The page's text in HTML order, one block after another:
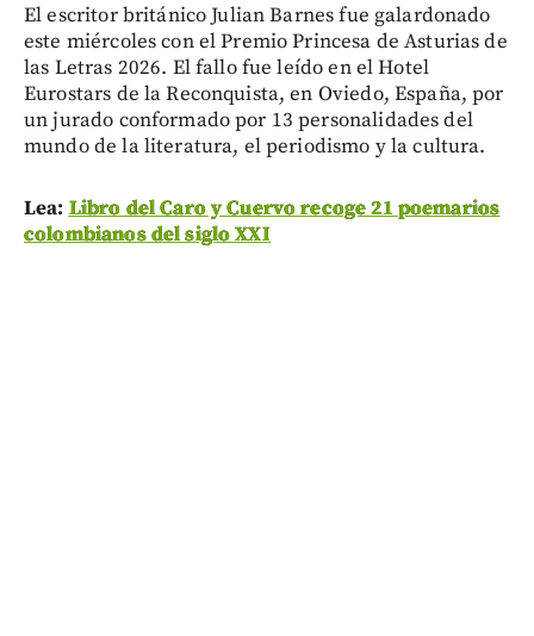
El escritor británico Julian Barnes fue galardonado
este miércoles con el Premio Princesa de Asturias de
las Letras 2026. El fallo fue leído en el Hotel
Eurostars de la Reconquista, en Oviedo, España, por
un jurado conformado por 13 personalidades del
mundo de la literatura, el periodismo y la cultura.
Lea: Libro del Caro y Cuervo recoge 21 poemarios
colombianos del siglo XXI